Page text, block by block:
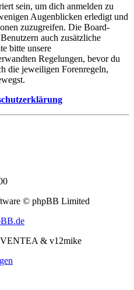
sein, um dich anmelden zu
Augenblicken erledigt und
zuzugreifen. Die Board-
auch zusätzliche
bitte unsere
Regelungen, bevor du
die jeweiligen Forenregeln,
© phpBB Limited
& v12mike